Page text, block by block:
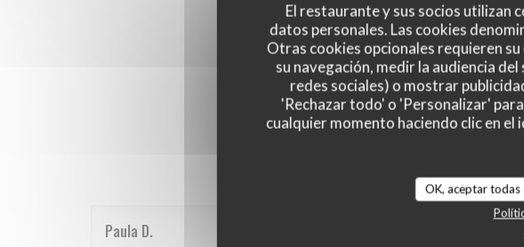
El restaurante y sus socios utilizan
datos personales. Las cookies
Otras cookies opcionales requieren
su navegación, medir la audiencia
redes sociales) o mostrar
'Rechazar todo' o 'Personalizar'
cualquier momento haciendo clic en
OK, aceptar todas
Las opiniones de
Paula D